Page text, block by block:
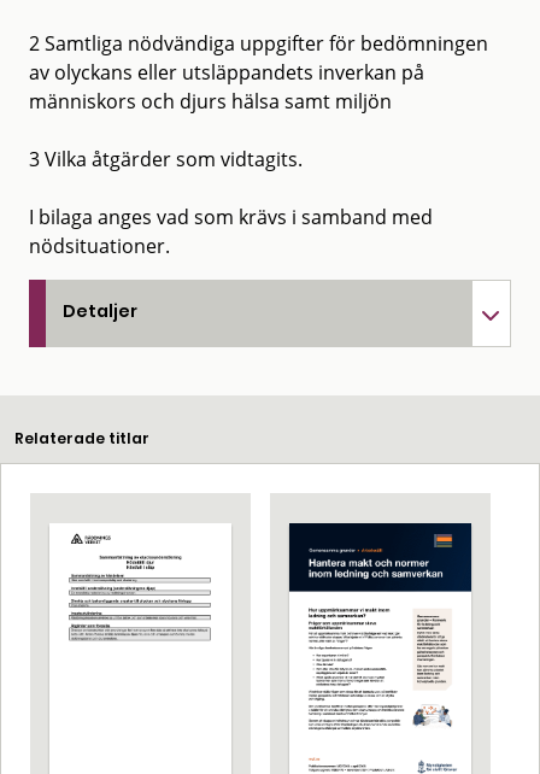
2 Samtliga nödvändiga uppgifter för bedömningen
av olyckans eller utsläppandets inverkan på
människors och djurs hälsa samt miljön
3 Vilka åtgärder som vidtagits.
I bilaga anges vad som krävs i samband med
nödsituationer.
Detaljer
Relaterade titlar